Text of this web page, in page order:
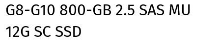
G8-G10 800-GB 2.5 SAS MU
12G SC SSD